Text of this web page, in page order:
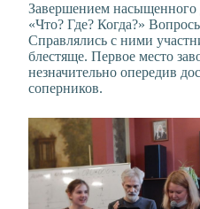
Завершением насыщенного
«Что? Где? Когда?»
Справлялись с ними
блестяще. Первое место
незначительно опередив
соперников.